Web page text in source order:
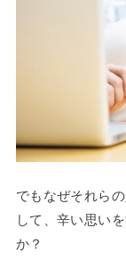
でもなぜそれら
して、辛い思い
か？